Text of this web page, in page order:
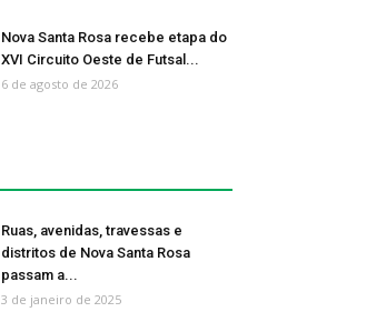
Nova Santa Rosa recebe etapa do
XVI Circuito Oeste de Futsal...
6 de agosto de 2026
Ruas, avenidas, travessas e
distritos de Nova Santa Rosa
passam a...
3 de janeiro de 2025